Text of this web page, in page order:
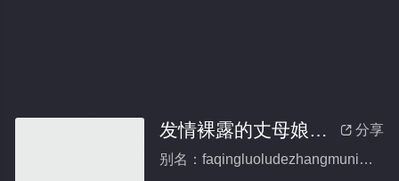
 分享
发情裸露的丈母娘大腿
别名：faqingluoludezhangmuniangdatui